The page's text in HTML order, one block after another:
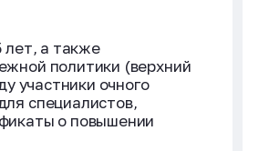
лет, а также
политики (верхний
участники очного
специалистов,
о повышении